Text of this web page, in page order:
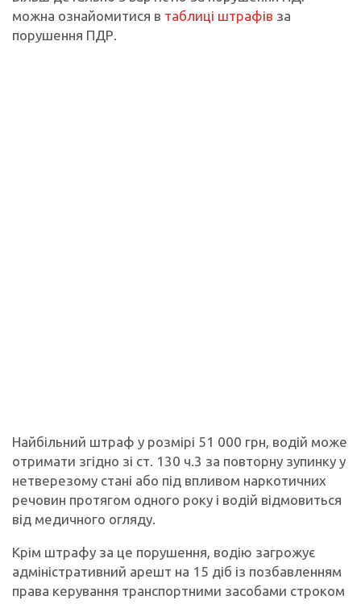
можна ознайомитися в таблиці штрафів за
порушення ПДР.
Найбільний штраф у розмірі 51 000 грн, водій може
отримати згідно зі ст. 130 ч.3 за повторну зупинку у
нетверезому стані або під впливом наркотичних
речовин протягом одного року і водій відмовиться
від медичного огляду.
Крім штрафу за це порушення, водію загрожує
адміністративний арешт на 15 діб із позбавленням
права керування транспортними засобами строком